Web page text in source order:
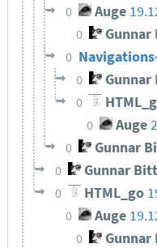
0 Auge
0 Gunnar
0
0 Gunnar
0
0 Auge
0 Gunnar
0 Gunnar
0 HTML_go
0 Auge
0 Gunnar